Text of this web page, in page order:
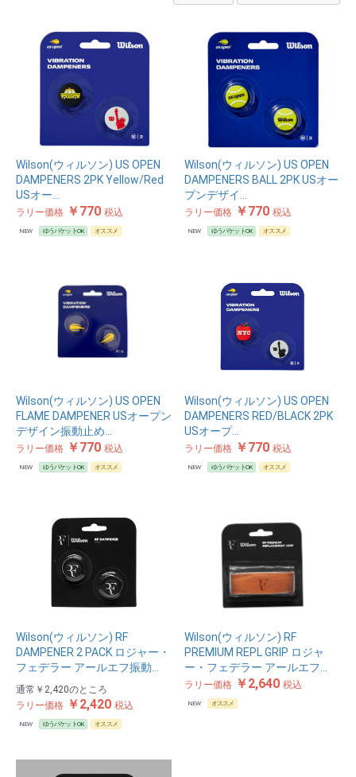
Wilson(ウィルソン) US OPEN
DAMPENERS 2PK Yellow/Red
USオー…
ラリー価格 ￥770 税込
NEW ゆうパケットOK オススメ
Wilson(ウィルソン) US OPEN
DAMPENERS BALL 2PK USオー
プンデザイ…
ラリー価格 ￥770 税込
NEW ゆうパケットOK オススメ
Wilson(ウィルソン) US OPEN
FLAME DAMPENER USオープン
デザイン振動止め…
ラリー価格 ￥770 税込
NEW ゆうパケットOK オススメ
Wilson(ウィルソン) US OPEN
DAMPENERS RED/BLACK 2PK
USオープ…
ラリー価格 ￥770 税込
NEW ゆうパケットOK オススメ
Wilson(ウィルソン) RF
DAMPENER 2 PACK ロジャー・
フェデラー アールエフ振動…
通常 ￥2,420のところ
ラリー価格 ￥2,420 税込
NEW ゆうパケットOK オススメ
Wilson(ウィルソン) RF
PREMIUM REPL GRIP ロジャ
ー・フェデラー アールエフ…
ラリー価格 ￥2,640 税込
NEW オススメ